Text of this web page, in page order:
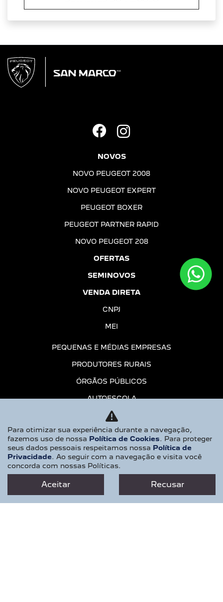
NOVOS
NOVO PEUGEOT 2008
NOVO PEUGEOT EXPERT
PEUGEOT BOXER
PEUGEOT PARTNER RAPID
NOVO PEUGEOT 208
OFERTAS
SEMINOVOS
VENDA DIRETA
CNPJ
MEI
PEQUENAS E MÉDIAS EMPRESAS
PRODUTORES RURAIS
ÓRGÃOS PÚBLICOS
AUTOESCOLA
PCD
MOTORISTAS DE APP
CONSÓRCIO
SERVIÇOS E MANUTENÇÃO
ASSISTÊNCIA TÉCNICA
Para otimizar sua experiência durante a navegação,
fazemos uso de nossa Política de Cookies. Para proteger
seus dados pessoais respeitamos nossa Política de
Privacidade. Ao seguir com a navegação e visita você
concorda com nossas Políticas.
Aceitar Recusar